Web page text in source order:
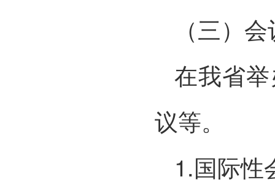
（三）
在我省
议等。
1.国际性